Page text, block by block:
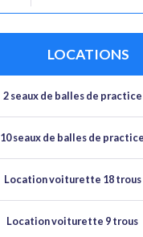
LOCATIONS
2 seaux de balles de practice
10 seaux de balles de practice
Location voiturette 18 trous
Location voiturette 9 trous